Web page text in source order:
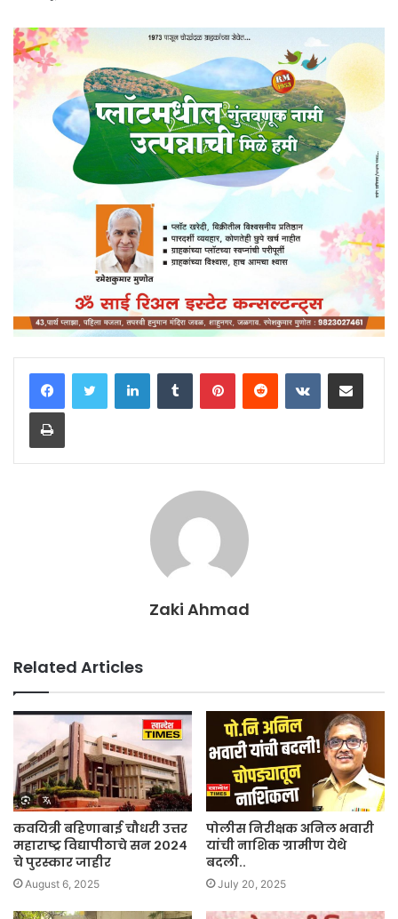
LinkedInTumblr PinterestReddit VKontakteShare via Email
Print
Zaki Ahmad
Related Articles
कवयित्री बहिणाबाई चौधरी उत्तर
महाराष्ट्र विद्यापीठाचे सन २०२४
चे पुरस्कार जाहीर
August 6, 2025
पोलीस निरीक्षक अनिल भवारी
यांची नाशिक ग्रामीण येथे
बदली..
July 20, 2025